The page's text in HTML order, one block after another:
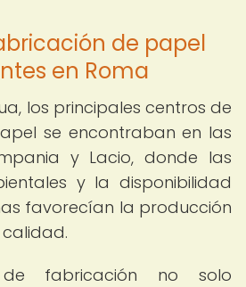
de papel
en Roma
los principales centros de
se encontraban en las
y Lacio, donde las
y la disponibilidad
favorecían la producción
de fabricación no solo